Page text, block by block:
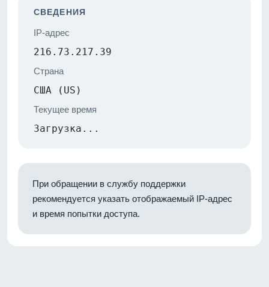
СВЕДЕНИЯ
IP-адрес
216.73.217.39
Страна
США (US)
Текущее время
Загрузка...
При обращении в службу поддержки
рекомендуется указать отображаемый IP-адрес
и время попытки доступа.